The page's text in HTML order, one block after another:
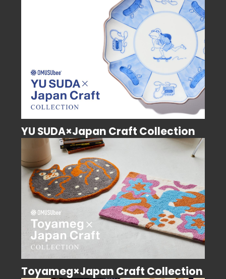
YU SUDA×Japan Craft Collection
Toyameg×Japan Craft Collection